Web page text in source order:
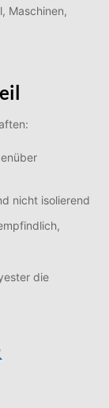
Maschinen,
nicht isolierend
die